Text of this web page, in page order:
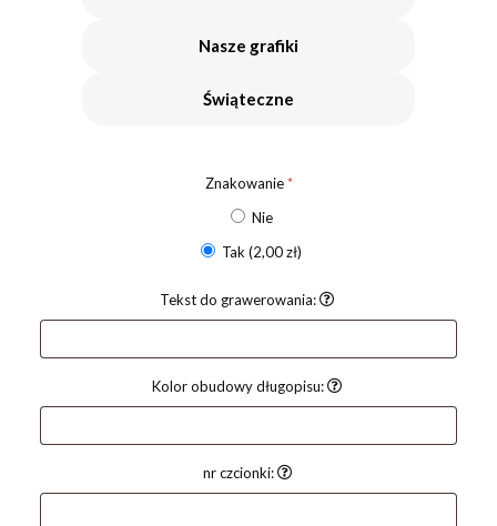
Nasze grafiki
Świąteczne
Znakowanie*
Nie
Tak(2,00 zł)
Tekst do grawerowania:
Kolor obudowy długopisu:
nr czcionki: